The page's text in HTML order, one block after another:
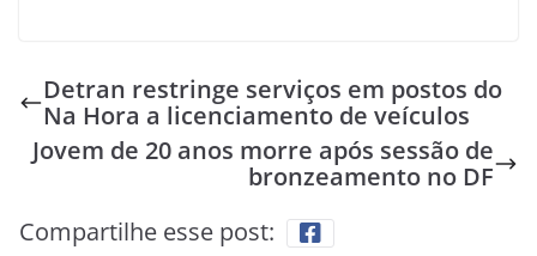
Detran restringe serviços em postos do
Na Hora a licenciamento de veículos
Jovem de 20 anos morre após sessão de
bronzeamento no DF
Compartilhe esse post: